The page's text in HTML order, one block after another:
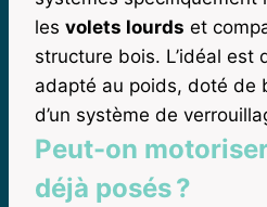
les volets lourds et
structure bois. L’idéal est
adapté au poids, doté de
d’un système de
Peut-on
déjà posés ?